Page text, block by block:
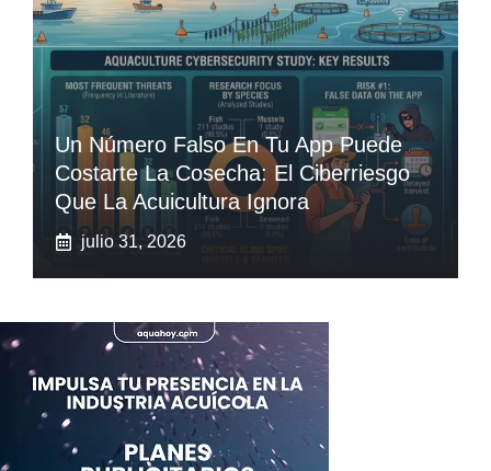
Un Número Falso En Tu App Puede
Costarte La Cosecha: El Ciberriesgo
Que La Acuicultura Ignora
julio 31, 2026